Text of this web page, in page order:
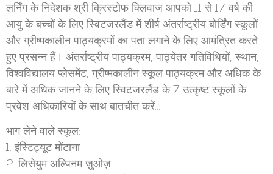
लर्निंग के निदेशक श्री क्रिस्टोफ क्लिवाज आपको 11 से 17 वर्ष की
आयु के बच्चों के लिए स्विटजरलैंड में शीर्ष अंतर्राष्ट्रीय बोर्डिंग स्कूलों
और ग्रीष्मकालीन पाठ्यक्रमों का पता लगाने के लिए आमंत्रित करते
हुए प्रसन्न हैं। अंतर्राष्ट्रीय पाठ्यक्रम, पाठ्येतर गतिविधियों, स्थान,
विश्वविद्यालय प्लेसमेंट, ग्रीष्मकालीन स्कूल पाठ्यक्रम और अधिक के
बारे में अधिक जानने के लिए स्विटजरलैंड के 7 उत्कृष्ट स्कूलों के
प्रवेश अधिकारियों के साथ बातचीत करें…
भाग लेने वाले स्कूल:
1. इंस्टिट्यूट मोंटाना
2. लिसेयुम अल्पिनम ज़ुओज़